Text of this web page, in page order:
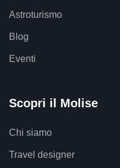
Astroturismo
Blog
Eventi
Scopri il Molise
Chi siamo
Travel designer